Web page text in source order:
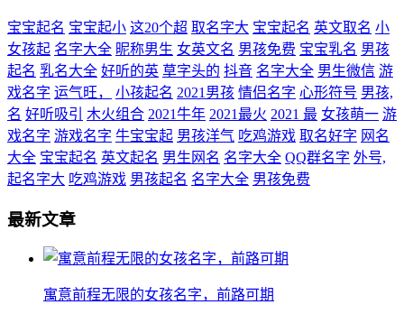
宝宝起名 宝宝起小 这20个超 取名字大 宝宝起名 英文取名 小
女孩起 名字大全 昵称男生 女英文名 男孩免费 宝宝乳名 男孩
起名 乳名大全 好听的英 草字头的 抖音 名字大全 男生微信 游
戏名字 运气旺， 小孩起名 2021男孩 情侣名字 心形符号 男孩,
名 好听吸引 木火组合 2021牛年 2021最火 2021 最 女孩萌一 游
戏名字 游戏名字 牛宝宝起 男孩洋气 吃鸡游戏 取名好字 网名
大全 宝宝起名 英文起名 男生网名 名字大全 QQ群名字 外号,
起名字大 吃鸡游戏 男孩起名 名字大全 男孩免费
最新文章
寓意前程无限的女孩名字，前路可期